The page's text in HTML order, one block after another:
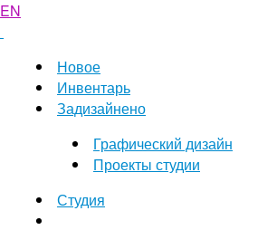
EN
Новое
Инвентарь
Задизайнено
Графический дизайн
Проекты студии
Студия